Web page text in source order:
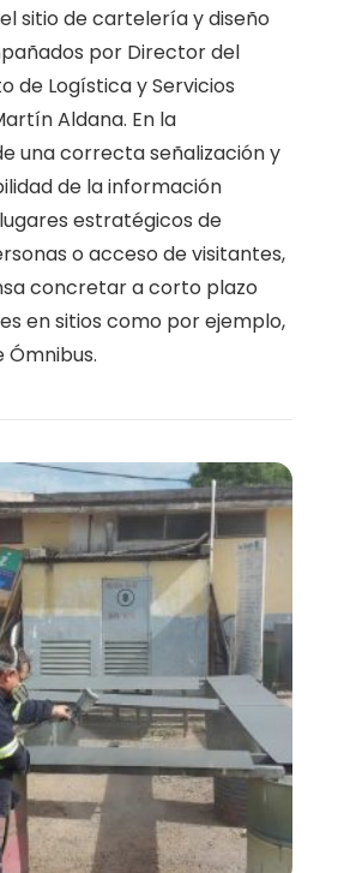
sitio de cartelería y diseño
por Director del
de Logística y Servicios
Aldana. En la
una correcta señalización y
de la información
estratégicos de
o acceso de visitantes,
concretar a corto plazo
en sitios como por ejemplo,
Ómnibus.